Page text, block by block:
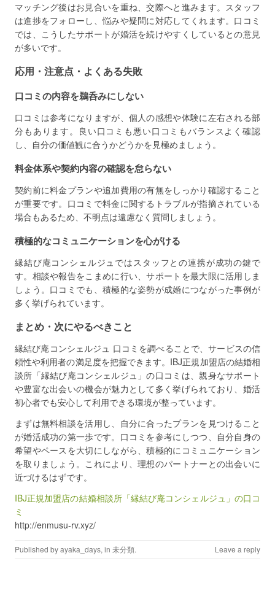
マッチング後はお見合いを重ね、交際へと進みます。スタッフ
は進捗をフォローし、悩みや疑問に対応してくれます。口コミ
では、こうしたサポートが婚活を続けやすくしているとの意見
が多いです。
応用・注意点・よくある失敗
口コミの内容を鵜呑みにしない
口コミは参考になりますが、個人の感想や体験に左右される部
分もあります。良い口コミも悪い口コミもバランスよく確認
し、自分の価値観に合うかどうかを見極めましょう。
料金体系や契約内容の確認を怠らない
契約前に料金プランや追加費用の有無をしっかり確認すること
が重要です。口コミで料金に関するトラブルが指摘されている
場合もあるため、不明点は遠慮なく質問しましょう。
積極的なコミュニケーションを心がける
縁結び庵コンシェルジュではスタッフとの連携が成功の鍵で
す。相談や報告をこまめに行い、サポートを最大限に活用しま
しょう。口コミでも、積極的な姿勢が成婚につながった事例が
多く挙げられています。
まとめ・次にやるべきこと
縁結び庵コンシェルジュ 口コミを調べることで、サービスの信
頼性や利用者の満足度を把握できます。IBJ正規加盟店の結婚相
談所「縁結び庵コンシェルジュ」の口コミは、親身なサポート
や豊富な出会いの機会が魅力として多く挙げられており、婚活
初心者でも安心して利用できる環境が整っています。
まずは無料相談を活用し、自分に合ったプランを見つけること
が婚活成功の第一歩です。口コミを参考にしつつ、自分自身の
希望やペースを大切にしながら、積極的にコミュニケーション
を取りましょう。これにより、理想のパートナーとの出会いに
近づけるはずです。
IBJ正規加盟店の結婚相談所「縁結び庵コンシェルジュ」の口コ
ミ
http://enmusu-rv.xyz/
Published byayaka_days, in 未分類. Leave a reply